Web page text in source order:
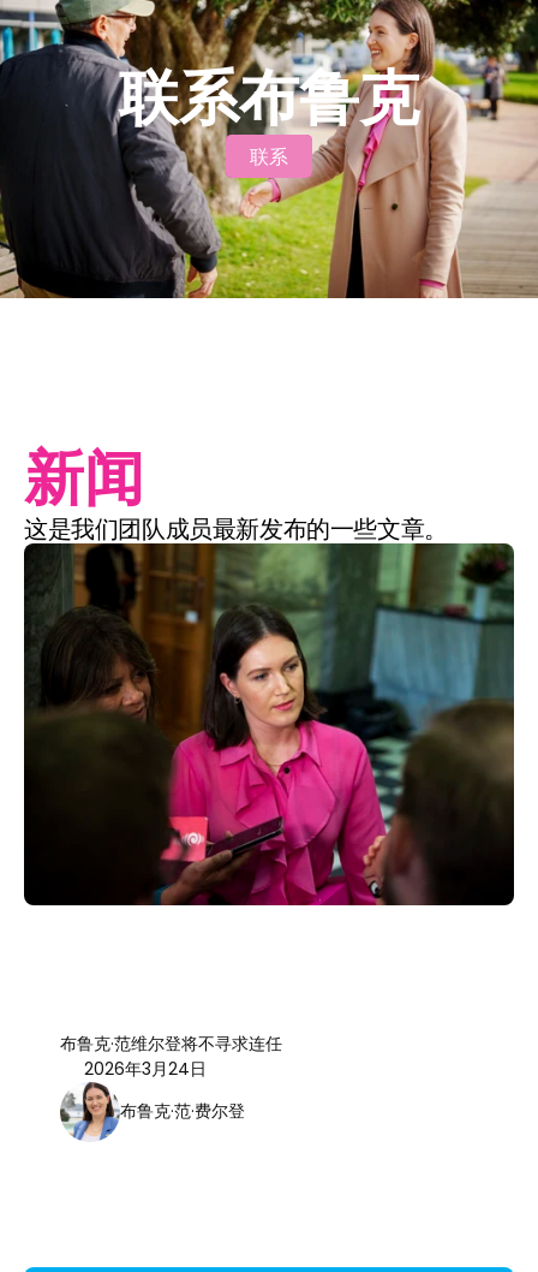
联系布鲁克
联系
联系
新闻
这是我们团队成员最新发布的一些文章。
布鲁克·范维尔登将不寻求连任
2026年3月24日
布鲁克·范·费尔登